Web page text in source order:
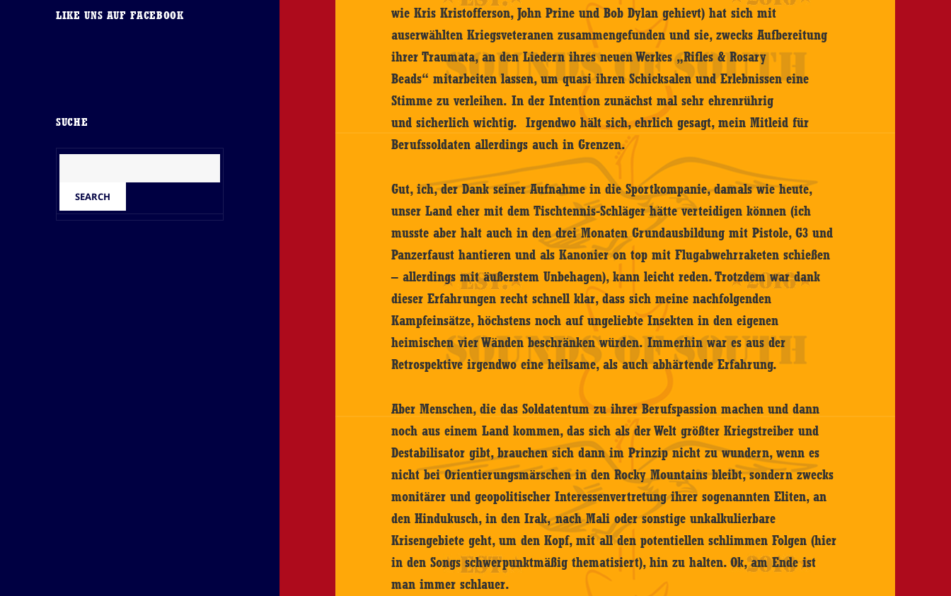
LIKE UNS AUF FACEBOOK
SUCHE
wie Kris Kristofferson, John Prine und Bob Dylan gehievt) hat sich mit
auserwählten Kriegsveteranen zusammengefunden und sie, zwecks Aufbereitung
ihrer Traumata, an den Liedern ihres neuen Werkes „Rifles & Rosary
Beads“ mitarbeiten lassen, um quasi ihren Schicksalen und Erlebnissen eine
Stimme zu verleihen. In der Intention zunächst mal sehr ehrenrührig
und sicherlich wichtig. Irgendwo hält sich, ehrlich gesagt, mein Mitleid für
Berufssoldaten allerdings auch in Grenzen.
Gut, ich, der Dank seiner Aufnahme in die Sportkompanie, damals wie heute,
unser Land eher mit dem Tischtennis-Schläger hätte verteidigen können (ich
musste aber halt auch in den drei Monaten Grundausbildung mit Pistole, G3 und
Panzerfaust hantieren und als Kanonier on top mit Flugabwehrraketen schießen
– allerdings mit äußerstem Unbehagen), kann leicht reden. Trotzdem war dank
dieser Erfahrungen recht schnell klar, dass sich meine nachfolgenden
Kampfeinsätze, höchstens noch auf ungeliebte Insekten in den eigenen
heimischen vier Wänden beschränken würden. Immerhin war es aus der
Retrospektive irgendwo eine heilsame, als auch abhärtende Erfahrung.
Aber Menschen, die das Soldatentum zu ihrer Berufspassion machen und dann
noch aus einem Land kommen, das sich als der Welt größter Kriegstreiber und
Destabilisator gibt, brauchen sich dann im Prinzip nicht zu wundern, wenn es
nicht bei Orientierungsmärschen in den Rocky Mountains bleibt, sondern zwecks
monitärer und geopolitischer Interessenvertretung ihrer sogenannten Eliten, an
den Hindukusch, in den Irak, nach Mali oder sonstige unkalkulierbare
Krisengebiete geht, um den Kopf, mit all den potentiellen schlimmen Folgen (hier
in den Songs schwerpunktmäßig thematisiert), hin zu halten. Ok, am Ende ist
man immer schlauer.